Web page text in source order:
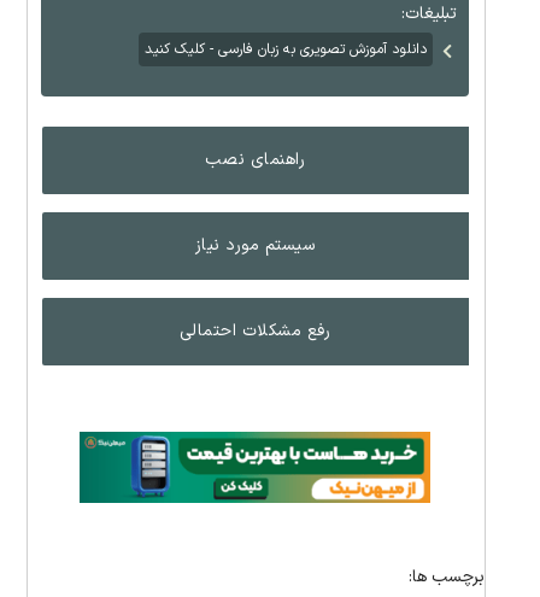
تبلیغات:
دانلود آموزش تصویری به زبان فارسی - کلیک کنید
راهنمای نصب
سیستم مورد نیاز
رفع مشکلات احتمالی
برچسب ها: